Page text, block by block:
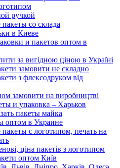
ручкой
со склада
в Киеве
и пакетов оптом в
за вигідною ціною в Україні
замовити не складно
з флексодруком від
замовити на виробництві
и упаковка – Харьков
пакеты майка
оптом в Украине
с логотипом, печать на
ціна пакетів з логотипом
оптом Київ